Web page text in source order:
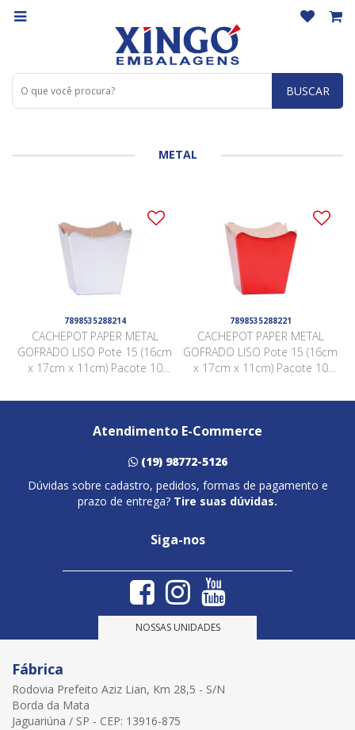
BUSCAR
METAL
7898535288214
CACHEPOT PAPER METAL
GOFRADO LISO Pote 15 (16cm
x 17cm x 11cm) Pacote 10
7898535288221
CACHEPOT PAPER METAL
GOFRADO LISO Pote 15 (16cm
x 17cm x 11cm) Pacote 10
Atendimento E-Commerce
(19) 98772-5126
Dúvidas sobre cadastro, pedidos, formas de pagamento e
prazo de entrega? Tire suas dúvidas.
Siga-nos
NOSSAS UNIDADES
Fábrica
Rodovia Prefeito Aziz Lian, Km 28,5 - S/N
Borda da Mata
Jaguariúna / SP - CEP: 13916-875